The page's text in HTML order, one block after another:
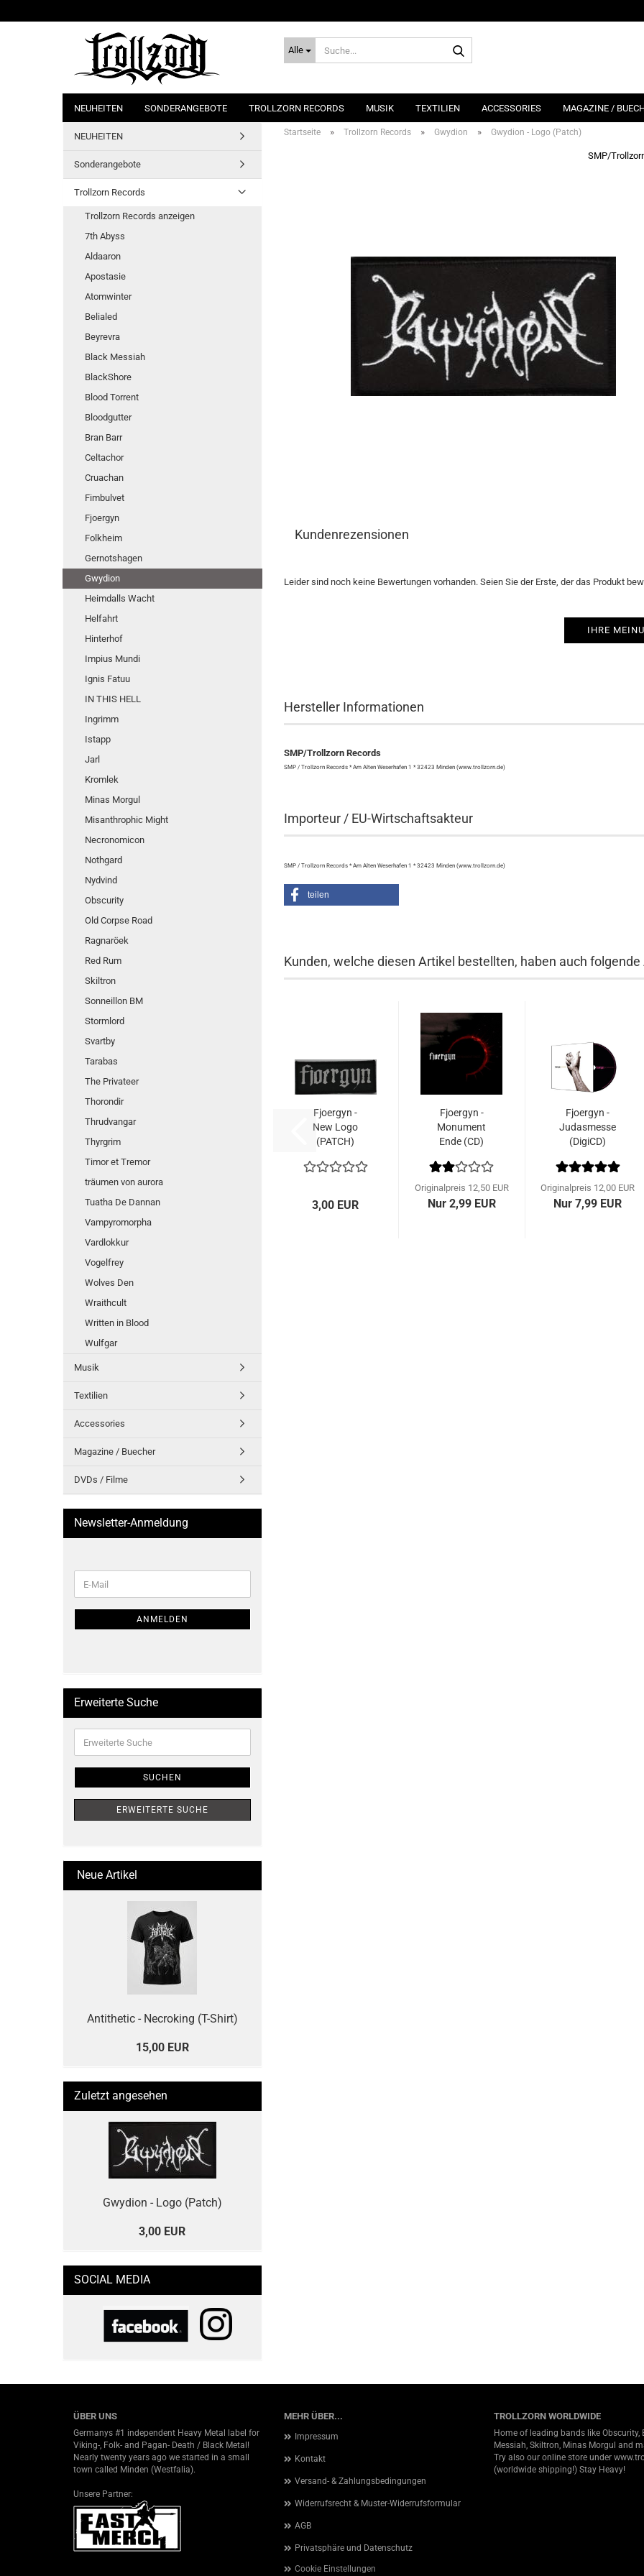
Alle
NEUHEITEN SONDERANGEBOTE TROLLZORN RECORDS MUSIK TEXTILIEN ACCESSORIES MAGAZINE /
Startseite » Trollzorn Records » Gwydion » Gwydion - Logo (Patch)
SMP/
Kundenrezensionen
Leider sind noch keine Bewertungen vorhanden. Seien Sie der Erste, der das Produkt
IHRE
Hersteller Informationen
SMP/Trollzorn Records
SMP / Trollzorn Records * Am Alten Weserhafen 1 * 32423 Minden (www.trollzorn.de)
Importeur / EU-Wirtschaftsakteur
SMP / Trollzorn Records * Am Alten Weserhafen 1 * 32423 Minden (www.trollzorn.de)
teilen
Kunden, welche diesen Artikel bestellten, haben auch
Fjoergyn -
New Logo
(PATCH)
3,00 EUR
Fjoergyn -
Monument
Ende (CD)
Originalpreis 12,50 EUR
Nur 2,99 EUR
Fjoergyn -
Judasmesse
(DigiCD)
Originalpreis 12,00 EUR
Nur 7,99 EUR
NEUHEITEN
Sonderangebote
Trollzorn Records
Trollzorn Records anzeigen
7th Abyss
Aldaaron
Apostasie
Atomwinter
Belialed
Beyrevra
Black Messiah
BlackShore
Blood Torrent
Bloodgutter
Bran Barr
Celtachor
Cruachan
Fimbulvet
Fjoergyn
Folkheim
Gernotshagen
Gwydion
Heimdalls Wacht
Helfahrt
Hinterhof
Impius Mundi
Ignis Fatuu
IN THIS HELL
Ingrimm
Istapp
Jarl
Kromlek
Minas Morgul
Misanthrophic Might
Necronomicon
Nothgard
Nydvind
Obscurity
Old Corpse Road
Ragnaröek
Red Rum
Skiltron
Sonneillon BM
Stormlord
Svartby
Tarabas
The Privateer
Thorondir
Thrudvangar
Thyrgrim
Timor et Tremor
träumen von aurora
Tuatha De Dannan
Vampyromorpha
Vardlokkur
Vogelfrey
Wolves Den
Wraithcult
Written in Blood
Wulfgar
Musik
Textilien
Accessories
Magazine / Buecher
DVDs / Filme
Newsletter-Anmeldung
ZUR
E-
Mail
ANMELDEN
Erweiterte Suche
Suche
SUCHEN
ERWEITERTE SUCHE
Neue Artikel
Antithetic - Necroking (T-Shirt)
15,00 EUR
Zuletzt angesehen
Gwydion - Logo (Patch)
3,00 EUR
SOCIAL MEDIA
MEHR ÜBER...
Impressum
Kontakt
Versand- & Zahlungsbedingungen
Widerrufsrecht & Muster-Widerrufsformular
AGB
Privatsphäre und Datenschutz
Cookie Einstellungen
TROLLZORN WORLDWIDE
Home of leading bands like Obscurity,
Messiah, Skiltron, Minas Morgul and
Try also our online store under
(worldwide shipping!) Stay Heavy!
ÜBER UNS
Germanys #1 independent Heavy Metal label for
Viking-, Folk- and Pagan- Death / Black Metal!
Nearly twenty years ago we started in a small
town called Minden (Westfalia).
Unsere Partner: